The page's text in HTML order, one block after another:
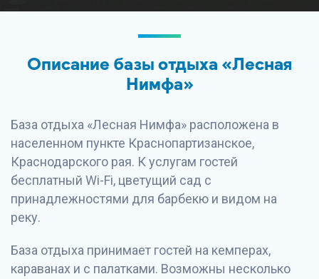
Описание базы отдыха «Лесная
Нимфа»
База отдыха «Лесная Нимфа» расположена в
населенном пункте Краснопартизанское,
Краснодарского рая. К услугам гостей
бесплатный Wi-Fi, цветущий сад с
принадлежностями для барбекю и видом на
реку.
База отдыха принимает гостей на кемперах,
караванах и с палатками. Возможны несколько